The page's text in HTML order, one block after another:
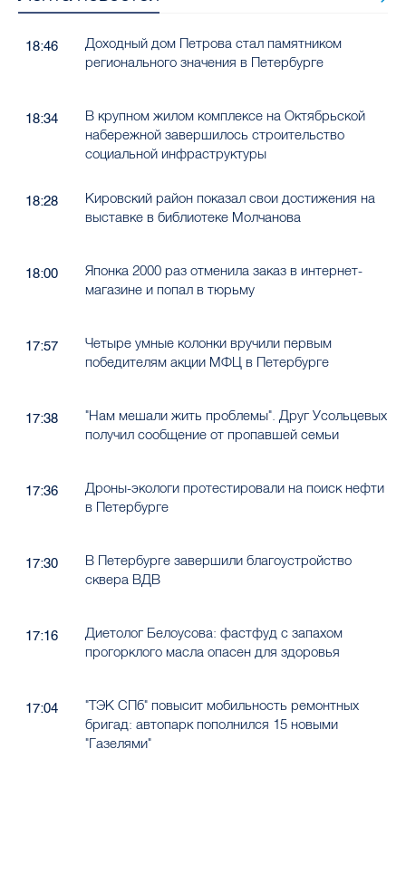
18:46
Доходный дом Петрова стал памятником
регионального значения в Петербурге
18:34
В крупном жилом комплексе на Октябрьской
набережной завершилось строительство
социальной инфраструктуры
18:28
Кировский район показал свои достижения на
выставке в библиотеке Молчанова
18:00
Японка 2000 раз отменила заказ в интернет-
магазине и попал в тюрьму
17:57
Четыре умные колонки вручили первым
победителям акции МФЦ в Петербурге
17:38
"Нам мешали жить проблемы". Друг Усольцевых
получил сообщение от пропавшей семьи
17:36
Дроны-экологи протестировали на поиск нефти
в Петербурге
17:30
В Петербурге завершили благоустройство
сквера ВДВ
17:16
Диетолог Белоусова: фастфуд с запахом
прогорклого масла опасен для здоровья
17:04
"ТЭК СПб" повысит мобильность ремонтных
бригад: автопарк пополнился 15 новыми
"Газелями"